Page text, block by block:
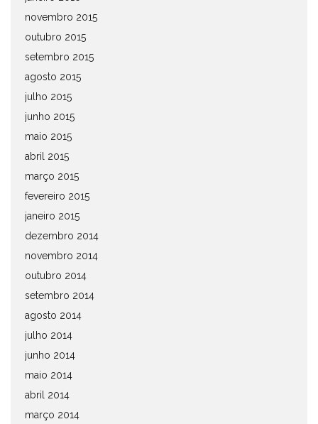
novembro 2015
outubro 2015
setembro 2015
agosto 2015
julho 2015
junho 2015
maio 2015
abril 2015
março 2015
fevereiro 2015
janeiro 2015
dezembro 2014
novembro 2014
outubro 2014
setembro 2014
agosto 2014
julho 2014
junho 2014
maio 2014
abril 2014
março 2014